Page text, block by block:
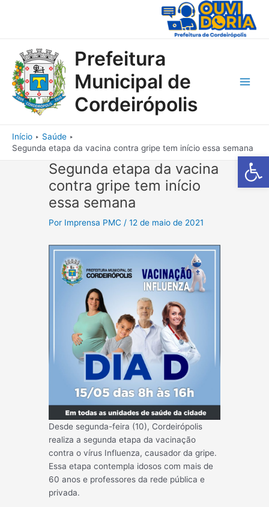
Barra de
Prefeitura
Municipal de
Cordeirópolis
Início
Saúde
Segunda etapa da vacina contra gripe tem início essa semana
Segunda etapa da vacina
contra gripe tem início
essa semana
Por Imprensa PMC /12 de maio de 2021
Desde segunda-feira (10), Cordeirópolis
realiza a segunda etapa da vacinação
contra o vírus Influenza, causador da gripe.
Essa etapa contempla idosos com mais de
60 anos e professores da rede pública e
privada.